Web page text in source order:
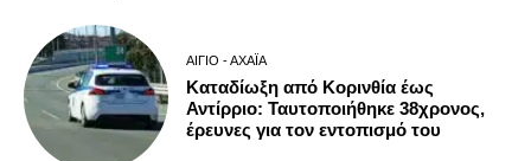
ΑΊΓΙΟ - ΑΧΑΪ́Α
Καταδίωξη από Κορινθία έως
Αντίρριο: Ταυτοποιήθηκε 38χρονος,
έρευνες για τον εντοπισμό του